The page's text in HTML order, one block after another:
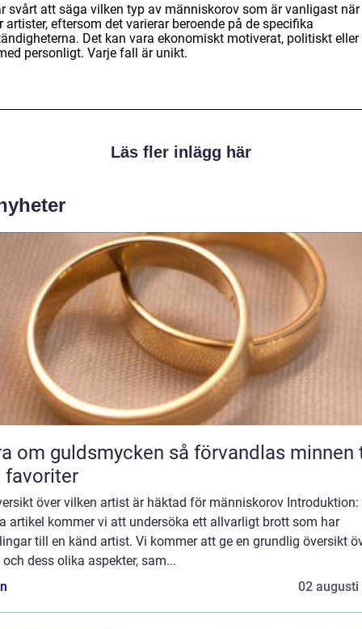
svårt att säga vilken typ av människorov som är vanligast när
artister, eftersom det varierar beroende på de specifika
Det kan vara ekonomiskt motiverat, politiskt
personligt. Varje fall är unikt.
Läs fler inlägg här
guldsmycken så förvandlas minnen till
favoriter
över vilken artist är häktad för människorov Introduktion:
artikel kommer vi att undersöka ett allvarligt brott som har
till en känd artist. Vi kommer att ge en grundlig översikt
dess olika aspekter, sam...
02 augusti